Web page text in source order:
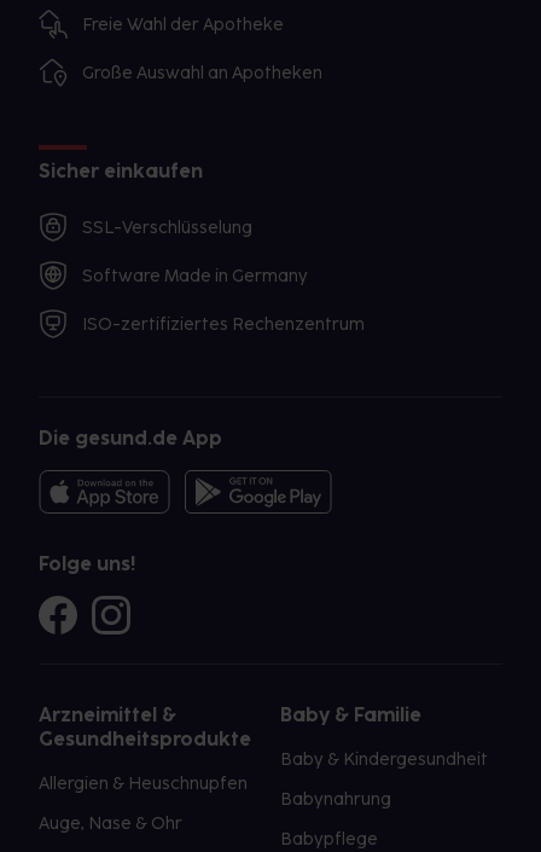
Freie Wahl der Apotheke
Große Auswahl an Apotheken
Sicher einkaufen
SSL-Verschlüsselung
Software Made in Germany
ISO-zertifiziertes Rechenzentrum
Die gesund.de App
Folge uns!
Arzneimittel &
Gesundheitsprodukte
Allergien & Heuschnupfen
Auge, Nase & Ohr
Baby & Familie
Baby & Kindergesundheit
Babynahrung
Babypflege